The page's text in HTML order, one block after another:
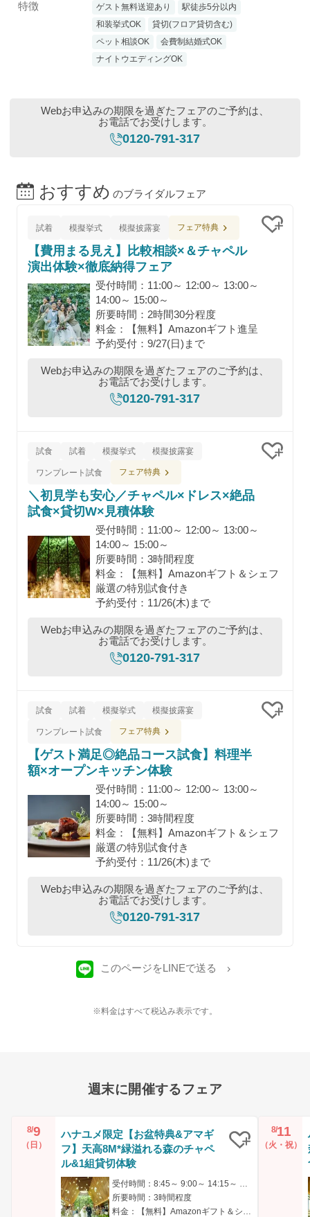
特徴 ゲスト無料送迎あり
駅徒歩5分以内
和装挙式OK
貸切(フロア貸切含む)
ペット相談OK
会費制結婚式OK
ナイトウエディングOK
Webお申込みの期限を過ぎたフェアのご予約は、
お電話でお受けします。
0120-791-317
おすすめ のブライダルフェア
試着 模擬挙式 模擬披露宴 フェア特典
【費用まる見え】比較相談×＆チャペル
演出体験×徹底納得フェア
受付時間：11:00～ 12:00～ 13:00～
14:00～ 15:00～
所要時間：2時間30分程度
料金：【無料】Amazonギフト進呈
予約受付：9/27(日)まで
Webお申込みの期限を過ぎたフェアのご予約は、
お電話でお受けします。
0120-791-317
試食 試着 模擬挙式 模擬披露宴
ワンプレート試食 フェア特典
＼初見学も安心／チャペル×ドレス×絶品
試食×貸切W×見積体験
受付時間：11:00～ 12:00～ 13:00～
14:00～ 15:00～
所要時間：3時間程度
料金：【無料】Amazonギフト＆シェフ
厳選の特別試食付き
予約受付：11/26(木)まで
Webお申込みの期限を過ぎたフェアのご予約は、
お電話でお受けします。
0120-791-317
試食 試着 模擬挙式 模擬披露宴
ワンプレート試食 フェア特典
【ゲスト満足◎絶品コース試食】料理半
額×オープンキッチン体験
受付時間：11:00～ 12:00～ 13:00～
14:00～ 15:00～
所要時間：3時間程度
料金：【無料】Amazonギフト＆シェフ
厳選の特別試食付き
予約受付：11/26(木)まで
Webお申込みの期限を過ぎたフェアのご予約は、
お電話でお受けします。
0120-791-317
このページをLINEで送る
※料金はすべて税込み表示です。
週末に開催するフェア
8/9
（日）
ハナユメ限定【お盆特典&アマギ
フ】天高8M*緑溢れる森のチャペ
ル&1組貸切体験
所要時間：3時間程度
8/11
（火・祝）